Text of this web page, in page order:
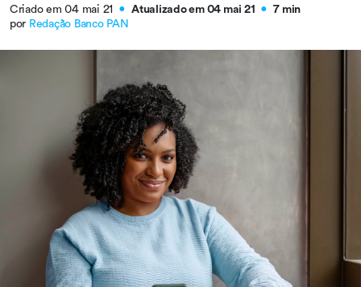
Criado em 04 mai 21 ● Atualizado em 04 mai 21 ●
7 min
por Redação Banco PAN